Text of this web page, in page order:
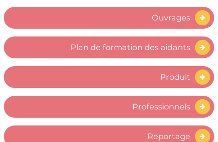
Ouvrages
Plan de formation des aidants
Produit
Professionnels
Reportage